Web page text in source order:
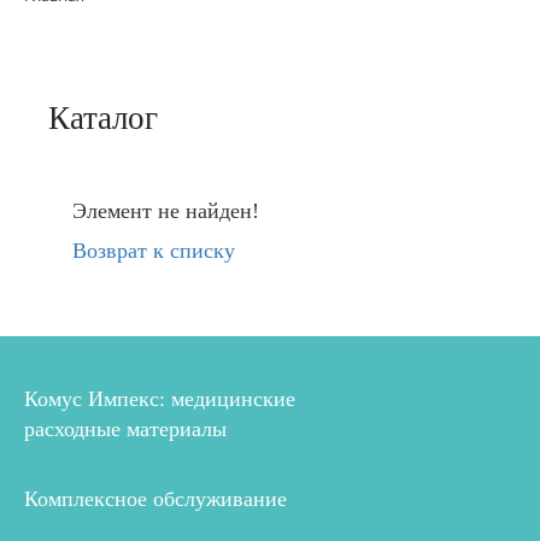
Каталог
Элемент не найден!
Возврат к списку
Комус Импекс: медицинские
расходные материалы
Комплексное обслуживание